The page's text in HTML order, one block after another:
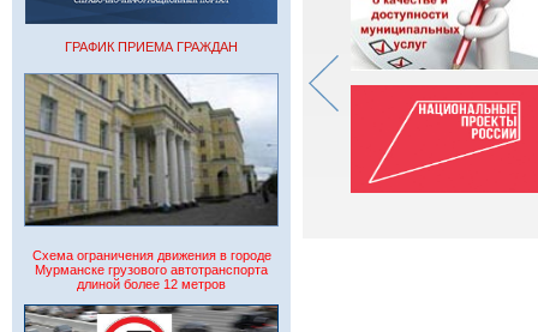
ГРАФИК ПРИЕМА ГРАЖДАН
Схема ограничения движения в городе
Мурманске грузового автотранспорта
длиной более 12 метров